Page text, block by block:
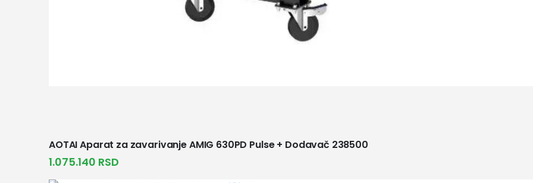
AOTAI Aparat za zavarivanje AMIG 630PD Pulse + Dodavač 238500
1.075.140 RSD